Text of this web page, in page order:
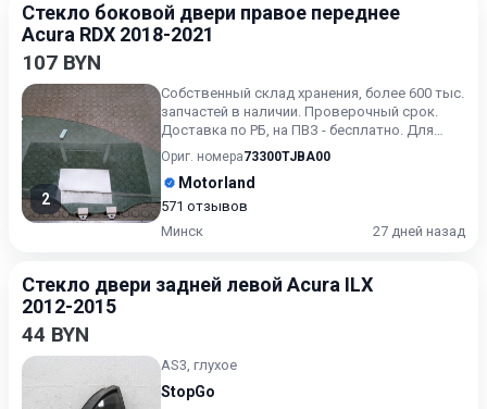
Стекло боковой двери правое переднее
Acura RDX 2018-2021
107 BYN
2
Собственный склад хранения, более 600 тыс.
запчастей в наличии. Проверочный срок.
Доставка по РБ, на ПВЗ - бесплатно. Для
получения актуальн...
Ориг. номера73300TJBA00
Motorland
571 отзывов
Минск
27 дней назад
Стекло двери задней левой Acura ILX
2012-2015
44 BYN
AS3, глухое
StopGo